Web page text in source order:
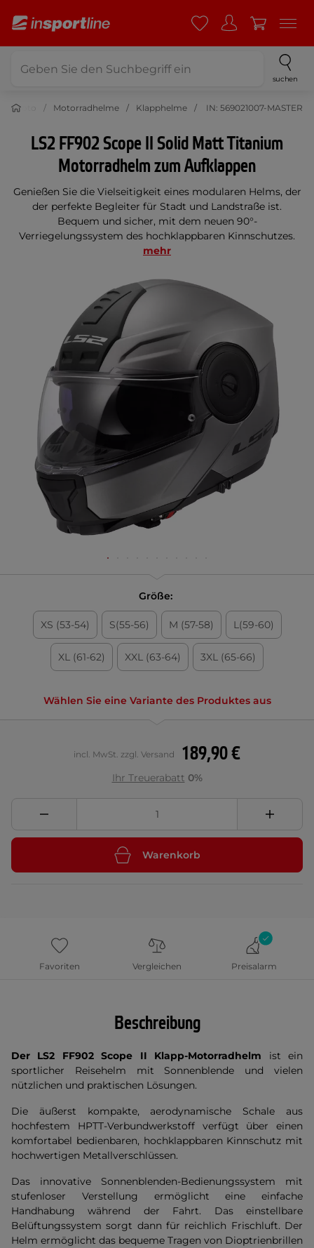
suchen
Moto Motorradhelme Klapphelme IN: 569021007-MASTER
LS2 FF902 Scope II Solid Matt Titanium
Motorradhelm zum Aufklappen
Genießen Sie die Vielseitigkeit eines modularen Helms, der
der perfekte Begleiter für Stadt und Landstraße ist.
Bequem und sicher, mit dem neuen 90°-
Verriegelungssystem des hochklappbaren Kinnschutzes.
mehr
Größe:
XS (53-54) S(55-56) M (57-58) L(59-60)
XL (61-62) XXL (63-64) 3XL (65-66)
Wählen Sie eine Variante des Produktes aus
189,90 €
incl. MwSt. zzgl. Versand
Ihr Treuerabatt 0%
Warenkorb
Favoriten Vergleichen Preisalarm
Beschreibung
Der LS2 FF902 Scope II Klapp-Motorradhelm ist ein
sportlicher Reisehelm mit Sonnenblende und vielen
nützlichen und praktischen Lösungen.
Die äußerst kompakte, aerodynamische Schale aus
hochfestem HPTT-Verbundwerkstoff verfügt über einen
komfortabel bedienbaren, hochklappbaren Kinnschutz mit
hochwertigen Metallverschlüssen.
Das innovative Sonnenblenden-Bedienungssystem mit
stufenloser Verstellung ermöglicht eine einfache
Handhabung während der Fahrt. Das einstellbare
Belüftungssystem sorgt dann für reichlich Frischluft. Der
Helm ermöglicht das bequeme Tragen von Dioptrienbrillen